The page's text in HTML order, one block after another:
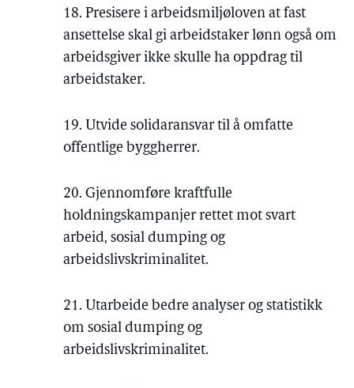
18. Presisere i arbeidsmiljøloven at fast
ansettelse skal gi arbeidstaker lønn også om
arbeidsgiver ikke skulle ha oppdrag til
arbeidstaker.
19. Utvide solidaransvar til å omfatte
offentlige byggherrer.
20. Gjennomføre kraftfulle
holdningskampanjer rettet mot svart
arbeid, sosial dumping og
arbeidslivskriminalitet.
21. Utarbeide bedre analyser og statistikk
om sosial dumping og
arbeidslivskriminalitet.